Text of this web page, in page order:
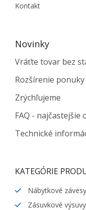
Kontakt
Novinky
Vráťte tovar bez
Rozšírenie
Zrýchľujeme
FAQ - najčastejšie
Technické
KATEGÓRIE
Nábytkové
Zásuvkové výsuvy